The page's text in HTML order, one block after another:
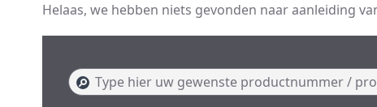
Helaas, we hebben niets gevonden naar aanleiding